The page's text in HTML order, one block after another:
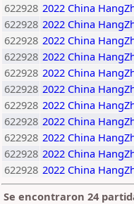
622928 2022 China
622928 2022 China
622928 2022 China
622928 2022 China
622928 2022 China
622928 2022 China
622928 2022 China
622928 2022 China
622928 2022 China
622928 2022 China
622928 2022 China
Se encontraron 24